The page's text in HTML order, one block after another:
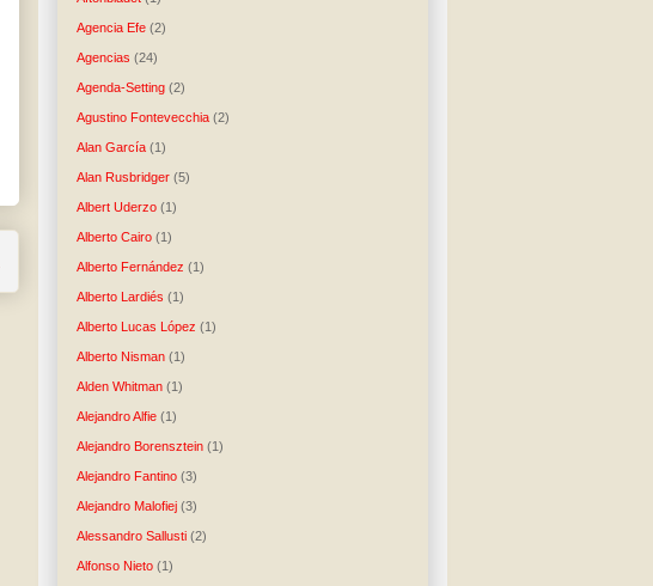
Agencia Efe (2)
Agencias (24)
Agenda-Setting (2)
Agustino Fontevecchia (2)
Alan García (1)
Alan Rusbridger (5)
Albert Uderzo (1)
Alberto Cairo (1)
Alberto Fernández (1)
Alberto Lardiés (1)
Alberto Lucas López (1)
Alberto Nisman (1)
Alden Whitman (1)
Alejandro Alfie (1)
Alejandro Borensztein (1)
Alejandro Fantino (3)
Alejandro Malofiej (3)
Alessandro Sallusti (2)
Alfonso Nieto (1)